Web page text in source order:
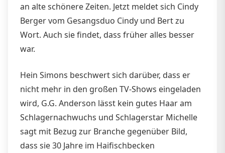
an alte schönere Zeiten. Jetzt meldet sich Cindy
Berger vom Gesangsduo Cindy und Bert zu
Wort. Auch sie findet, dass früher alles besser
war.
Hein Simons beschwert sich darüber, dass er
nicht mehr in den großen TV-Shows eingeladen
wird, G.G. Anderson lässt kein gutes Haar am
Schlagernachwuchs und Schlagerstar Michelle
sagt mit Bezug zur Branche gegenüber Bild,
dass sie 30 Jahre im Haifischbecken